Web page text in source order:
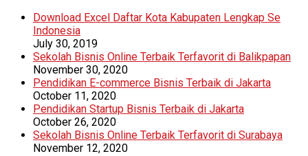
Download Excel Daftar Kota Kabupaten Lengkap Se
Indonesia
July 30, 2019
Sekolah Bisnis Online Terbaik Terfavorit di Balikpapan
November 30, 2020
Pendidikan E-commerce Bisnis Terbaik di Jakarta
October 11, 2020
Pendidikan Startup Bisnis Terbaik di Jakarta
October 26, 2020
Sekolah Bisnis Online Terbaik Terfavorit di Surabaya
November 12, 2020